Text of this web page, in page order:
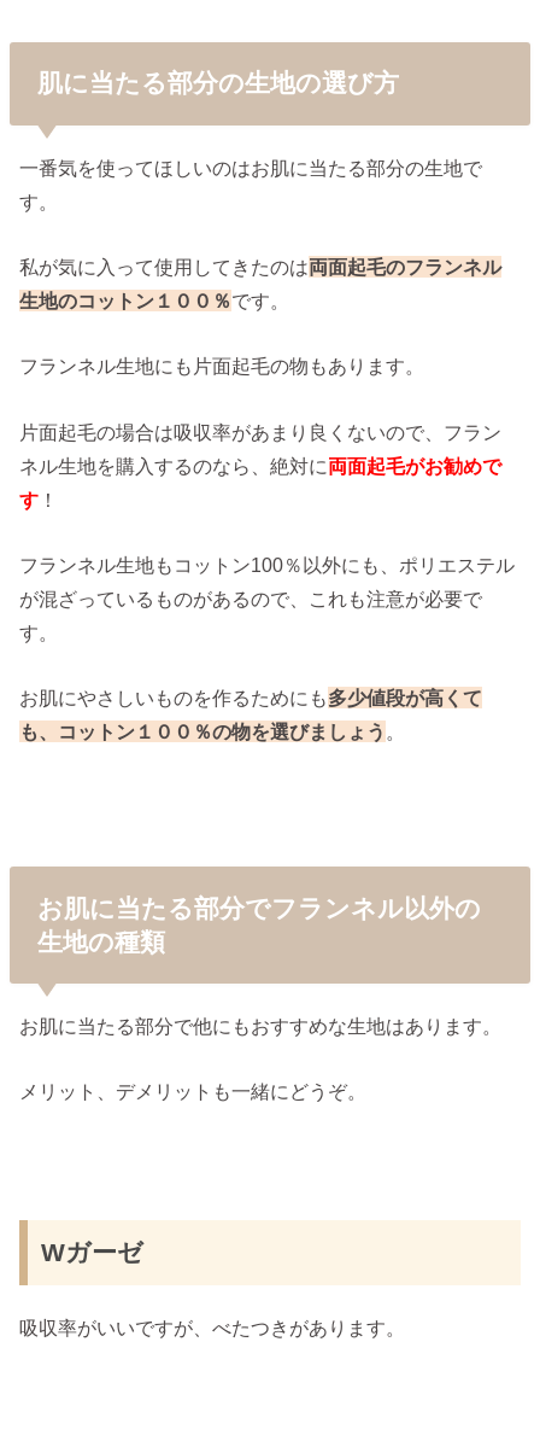
肌に当たる部分の生地の選び方
一番気を使ってほしいのはお肌に当たる部分の生地で
す。
私が気に入って使用してきたのは両面起毛のフランネル
生地のコットン１００％です。
フランネル生地にも片面起毛の物もあります。
片面起毛の場合は吸収率があまり良くないので、フラン
ネル生地を購入するのなら、絶対に両面起毛がお勧めで
す ！
フランネル生地もコットン100％以外にも、ポリエステル
が混ざっているものがあるので、これも注意が必要で
す。
お肌にやさしいものを作るためにも多少値段が高くて
も、コットン１００％の物を選びましょう 。
お肌に当たる部分でフランネル以外の
生地の種類
お肌に当たる部分で他にもおすすめな生地はあります。
メリット、デメリットも一緒にどうぞ。
Wガーゼ
吸収率がいいですが、べたつきがあります。